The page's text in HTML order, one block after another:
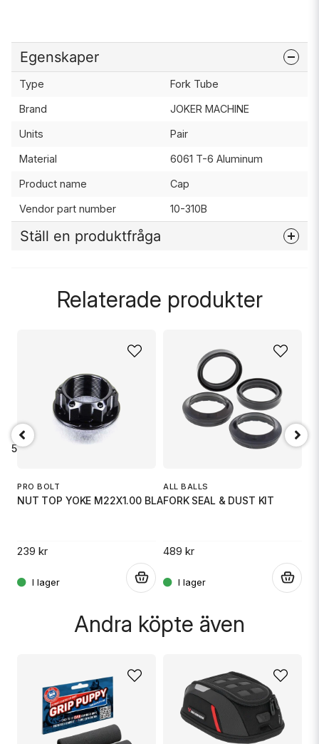
Egenskaper
Type Fork Tube
Brand JOKER MACHINE
Units Pair
Material 6061 T-6 Aluminum
Product name Cap
Vendor part number 10-310B
Ställ en produktfråga
Mejladress
Relaterade produkter
9.5
PRO BOLT
NUT TOP YOKE M22X1.00 BLACK
239 kr
ALL BALLS
FORK SEAL & DUST KIT
489 kr
Andra köpte även